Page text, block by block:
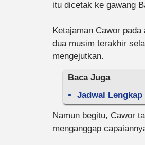
itu dicetak ke gawang
Ketajaman Cawor
dua musim terakhir
mengejutkan.
Baca Juga
Jadwal Lengkap
Namun begitu, Cawor
menganggap